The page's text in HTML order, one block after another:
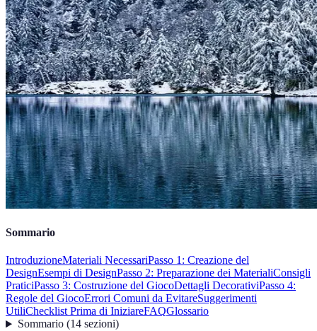
Sommario
IntroduzioneMateriali NecessariPasso 1: Creazione del
DesignEsempi di DesignPasso 2: Preparazione dei MaterialiConsigli
PraticiPasso 3: Costruzione del GiocoDettagli DecorativiPasso 4:
Regole del GiocoErrori Comuni da EvitareSuggerimenti
UtiliChecklist Prima di IniziareFAQGlossario
Sommario(14 sezioni)